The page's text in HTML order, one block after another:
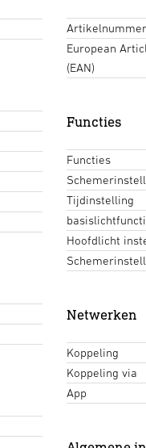
Artikelnummer
European
(EAN)
Functies
Functies
Tijdinstelling
Hoofdlicht
Netwerken
Koppeling
Koppeling via
App